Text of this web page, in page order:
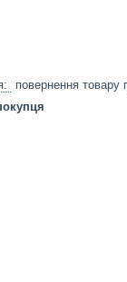
повернення товару